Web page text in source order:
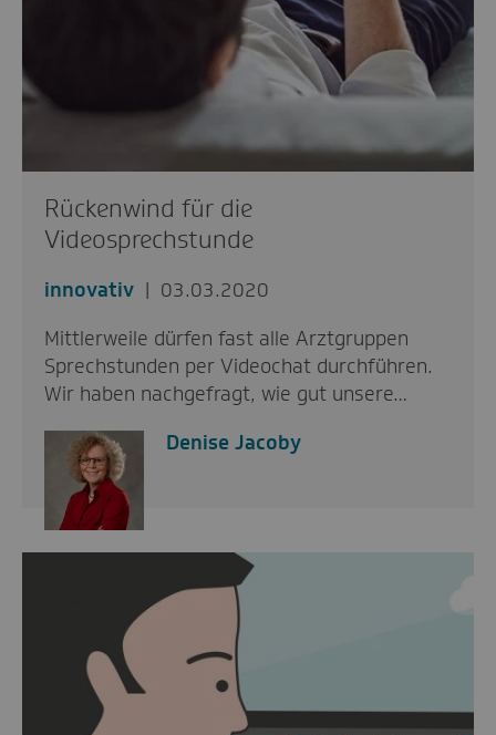
Rückenwind für die
Videosprechstunde
innovativ
03.03.2020
Mittlerweile dürfen fast alle Arztgruppen
Sprechstunden per Videochat durchführen.
Wir haben nachgefragt, wie gut unsere…
Denise Jacoby